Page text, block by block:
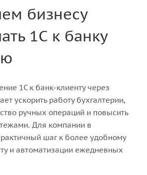
бизнесу
1С к банку
1С к банк-клиенту через
ускорить работу бухгалтерии,
ручных операций и повысить
Для компании в
шаг к более удобному
и автоматизации ежедневных